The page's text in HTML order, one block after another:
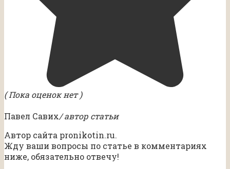
( Пока оценок нет )
Павел Савих/ автор статьи
Автор сайта pronikotin.ru.
Жду ваши вопросы по статье в комментариях
ниже, обязательно отвечу!